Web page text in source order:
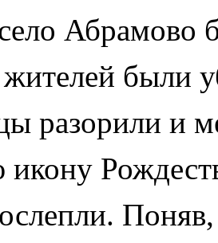
Абрамово
жителей были
разорили и
Поняв,